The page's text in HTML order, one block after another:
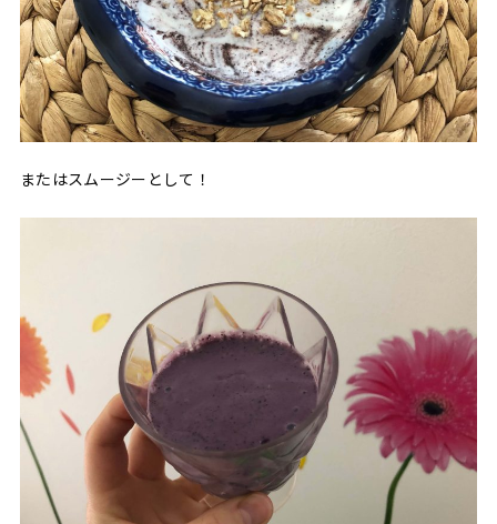
またはスムージーとして！